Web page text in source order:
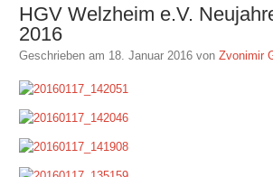
HGV Welzheim e.V.
2016
Geschrieben am 18. Januar 2016 von Zvonimir